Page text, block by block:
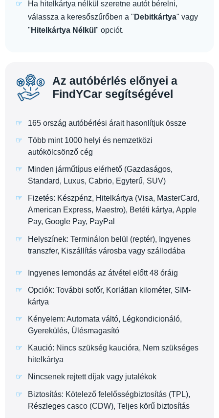
Ha hitelkártya nélkül szeretne autót bérelni,
válassza a keresőszűrőben a " Debitkártya" vagy
" Hitelkártya Nélkül " opciót.
Az autóbérlés előnyei a
FindYCar segítségével
165 ország autóbérlési árait hasonlítjuk össze
Több mint 1000 helyi és nemzetközi
autókölcsönző cég
Minden járműtípus elérhető (Gazdaságos,
Standard, Luxus, Cabrio, Egyterű, SUV)
Fizetés: Készpénz, Hitelkártya (Visa, MasterCard,
American Express, Maestro), Betéti kártya, Apple
Pay, Google Pay, PayPal
Helyszínek: Terminálon belül (reptér), Ingyenes
transzfer, Kiszállítás városba vagy szállodába
Ingyenes lemondás az átvétel előtt 48 óráig
Opciók: További sofőr, Korlátlan kilométer, SIM-
kártya
Kényelem: Automata váltó, Légkondicionáló,
Gyerekülés, Ülésmagasító
Kaució: Nincs szükség kaucióra, Nem szükséges
hitelkártya
Nincsenek rejtett díjak vagy jutalékok
Biztosítás: Kötelező felelősségbiztosítás (TPL),
Részleges casco (CDW), Teljes körű biztosítás